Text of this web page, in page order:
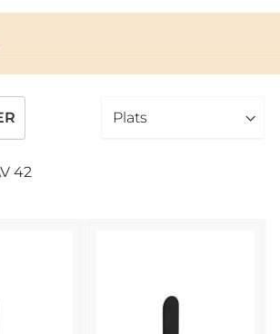
42